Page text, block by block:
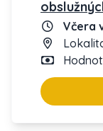
Včera